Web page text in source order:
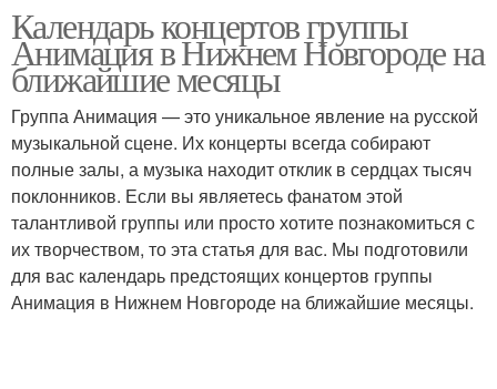
Календарь концертов группы
Анимация в Нижнем Новгороде на
ближайшие месяцы
Группа Анимация — это уникальное явление на русской
музыкальной сцене. Их концерты всегда собирают
полные залы, а музыка находит отклик в сердцах тысяч
поклонников. Если вы являетесь фанатом этой
талантливой группы или просто хотите познакомиться с
их творчеством, то эта статья для вас. Мы подготовили
для вас календарь предстоящих концертов группы
Анимация в Нижнем Новгороде на ближайшие месяцы.